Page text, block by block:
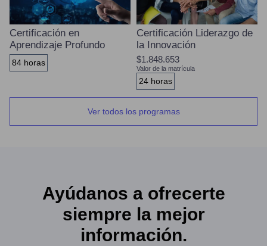
Certificación en
Aprendizaje Profundo
84 horas
Certificación Liderazgo de
la Innovación
$1.848.653
Valor de la matrícula
24 horas
Ver todos los programas
Ayúdanos a ofrecerte
siempre la mejor
información.